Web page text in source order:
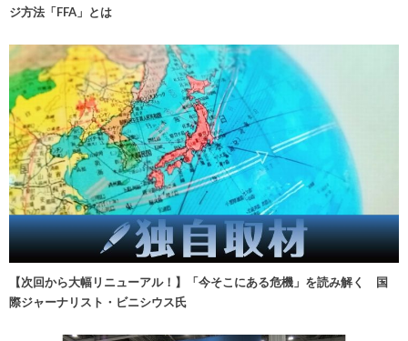
ジ方法「FFA」とは
【次回から大幅リニューアル！】「今そこにある危機」を読み解く 国
際ジャーナリスト・ビニシウス氏